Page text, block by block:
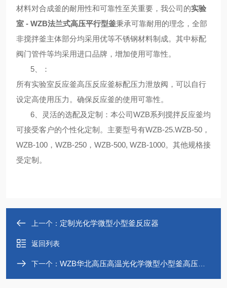
材料对合成釜的耐用性和可靠性至关重要，我公司的实验
室 - WZB法兰式高压平行型釜秉承可靠耐用的理念，全部
非搅拌釜主体部分均采用优等不锈钢材料制成。其中标配
阀门管件等均采用进口品牌，增加使用可靠性。
5、
：
所有实验室反应釜高压反应釜标配压力泄放阀，可以自行
设定高使用压力。确保反应釜的使用可靠性。
6、
灵活的选配及定制 ：本公司WZB系列搅拌反应釜均
可接受客户的个性化定制。主要型号有WZB-25.WZB-50，
WZB-100， WZB-250， WZB-500, WZB-1000。其他规格接
受定制。
上一个： 定制光化学微型小型釜反应器
返回列表
下一个： WZB华北高压高温光化学微型小型釜高压反应釜